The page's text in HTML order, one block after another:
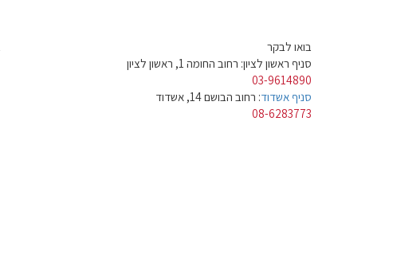
בואו לבקר
סניף ראשון לציון: רחוב החומה 1, ראשון לציון
03-9614890
סניף אשדוד: רחוב הבושם 14, אשדוד
08-6283773